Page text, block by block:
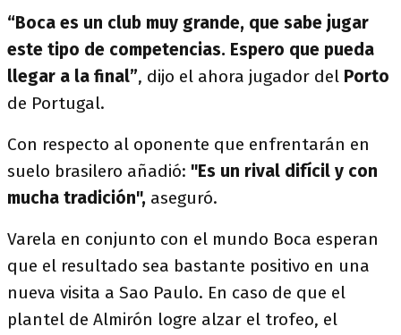
“Boca es un club muy grande, que sabe jugar
este tipo de competencias. Espero que pueda
llegar a la final”, dijo el ahora jugador del Porto
de Portugal.
Con respecto al oponente que enfrentarán en
suelo brasilero añadió: "Es un rival difícil y con
mucha tradición", aseguró.
Varela en conjunto con el mundo Boca esperan
que el resultado sea bastante positivo en una
nueva visita a Sao Paulo. En caso de que el
plantel de Almirón logre alzar el trofeo, el